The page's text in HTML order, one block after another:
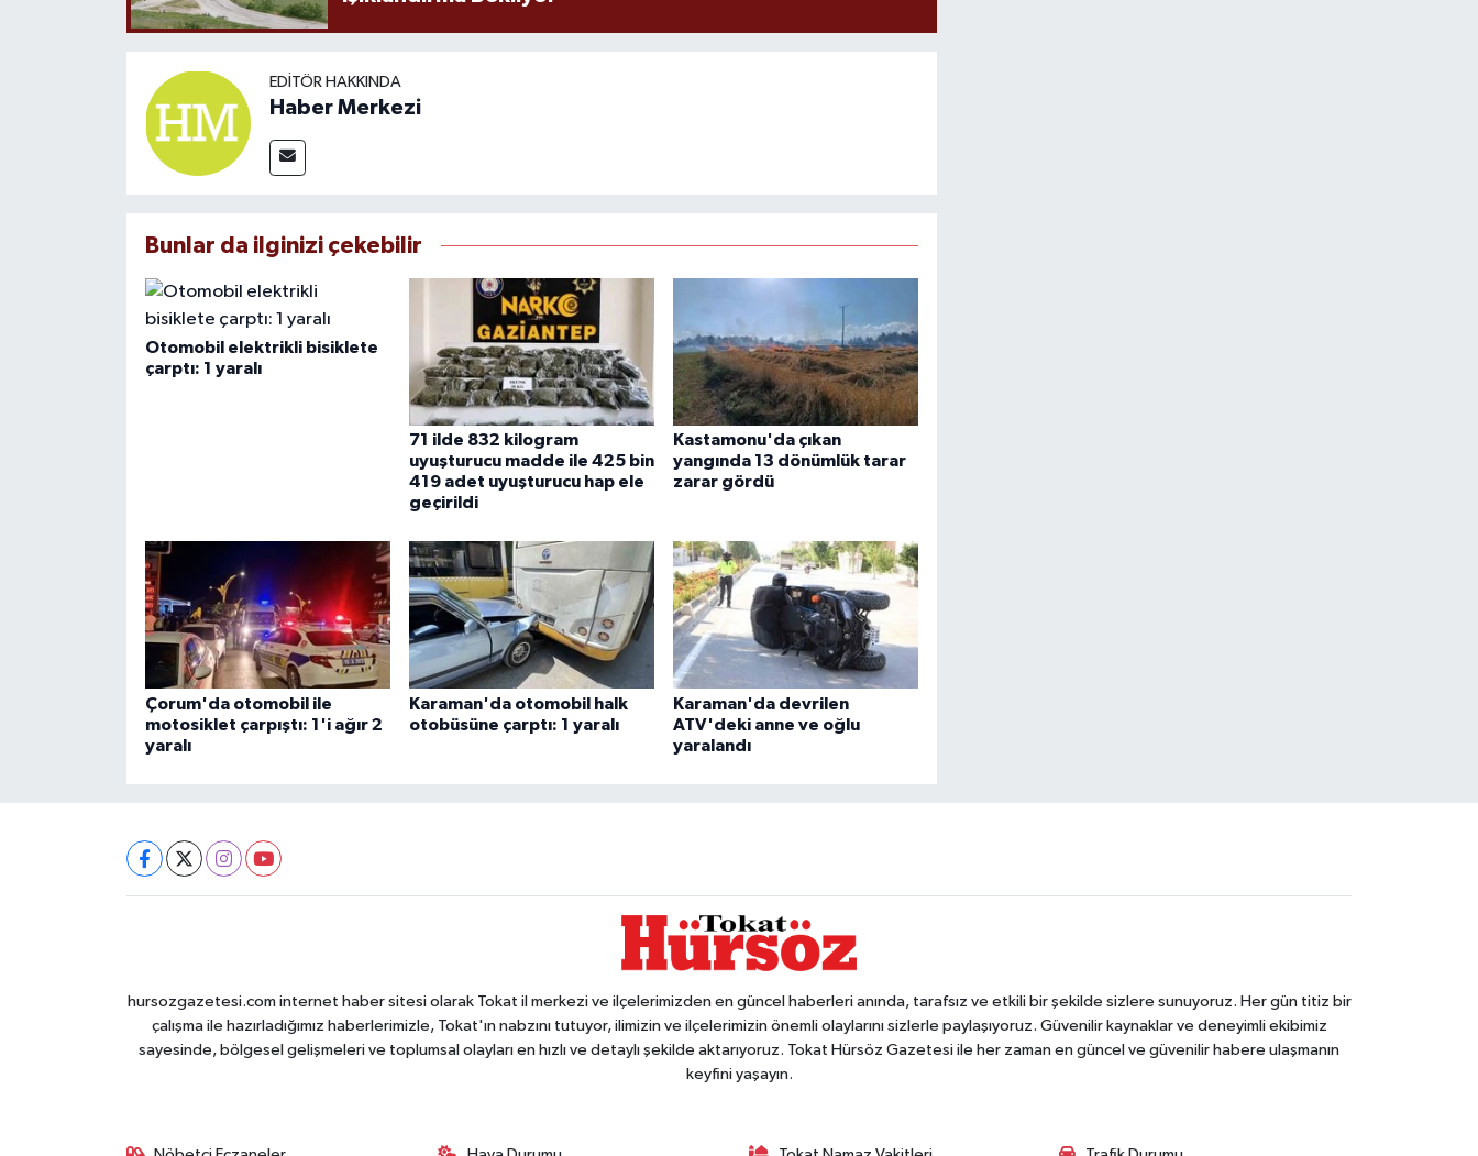
EDITÖR HAKKINDA
Haber Merkezi
Bunlar da ilginizi çekebilir
Otomobil elektrikli bisiklete
çarptı: 1 yaralı
71 ilde 832 kilogram
uyuşturucu madde ile 425 bin
419 adet uyuşturucu hap ele
geçirildi
Kastamonu'da çıkan
yangında 13 dönümlük tarar
zarar gördü
Çorum'da otomobil ile
motosiklet çarpıştı: 1'i ağır 2
yaralı
Karaman'da otomobil halk
otobüsüne çarptı: 1 yaralı
Karaman'da devrilen
ATV'deki anne ve oğlu
yaralandı
hursozgazetesi.com internet haber sitesi olarak Tokat il merkezi ve ilçelerimizden en güncel haberleri anında, tarafsız ve etkili bir şekilde sizlere sunuyoruz. Her gün titiz bir
çalışma ile hazırladığımız haberlerimizle, Tokat'ın nabzını tutuyor, ilimizin ve ilçelerimizin önemli olaylarını sizlerle paylaşıyoruz. Güvenilir kaynaklar ve deneyimli ekibimiz
sayesinde, bölgesel gelişmeleri ve toplumsal olayları en hızlı ve detaylı şekilde aktarıyoruz. Tokat Hürsöz Gazetesi ile her zaman en güncel ve güvenilir habere ulaşmanın
keyfini yaşayın.